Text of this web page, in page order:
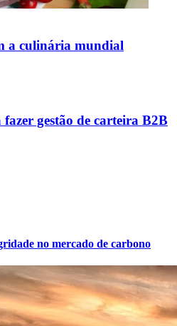
a culinária mundial
gestão de carteira B2B
no mercado de carbono